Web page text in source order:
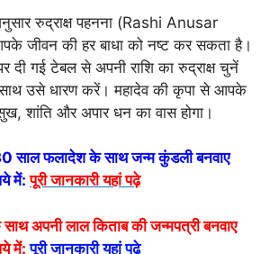
रुद्राक्ष पहनना (Rashi Anusar
जीवन की हर बाधा को नष्ट कर सकता है।
दी गई टेबल से अपनी राशि का रुद्राक्ष चुनें
साथ उसे धारण करें। महादेव की कृपा से आपके
शांति और अपार धन का वास होगा।
साल फलादेश के साथ जन्म कुंडली बनवाए
में: पूरी जानकारी यहां पढ़े
अपनी लाल किताब की जन्मपत्री बनवाए
में: पूरी जानकारी यहां पढ़े